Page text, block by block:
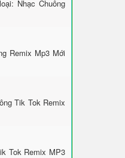
Nhạc Chuông
Remix Mp3 Mới
Tik Tok Remix
Tok Remix MP3